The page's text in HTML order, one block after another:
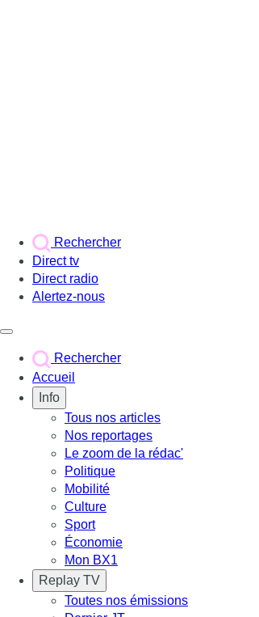
Rechercher
Direct tv
Direct radio
Alertez-nous
Rechercher
Accueil
Info
Tous nos articles
Nos reportages
Le zoom de la rédac'
Politique
Mobilité
Culture
Sport
Économie
Mon BX1
Replay TV
Toutes nos émissions